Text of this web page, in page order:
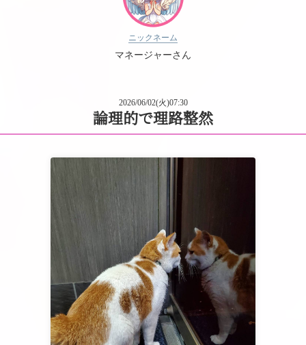
ニックネーム
マネージャーさん
2026/06/02(火)07:30
論理的で理路整然